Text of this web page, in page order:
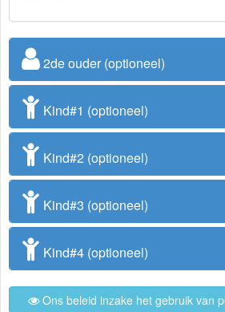
2de ouder (optioneel)
Kind#1 (optioneel)
Kind#2 (optioneel)
Kind#3 (optioneel)
Kind#4 (optioneel)
Ons beleid inzake het gebruik van